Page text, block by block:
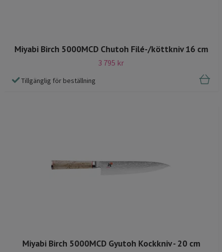
Miyabi Birch 5000MCD Chutoh Filé-/köttkniv 16 cm
3 795 kr
Tillgänglig för beställning
Miyabi Birch 5000MCD Gyutoh Kockkniv - 20 cm